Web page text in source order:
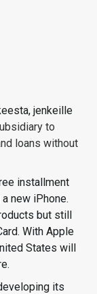
jenkeille
to
loans without
installment
new iPhone.
but still
With Apple
States will
its